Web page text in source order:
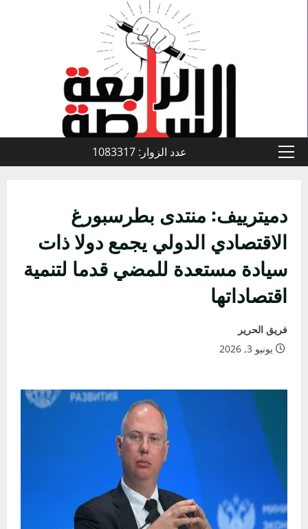
القائمة
عدد الزوار: 1083317
دميترييف: منتدى بطرسبورغ
الاقتصادي الدولي يجمع دولا ذات
سيادة مستعدة للمضي قدما لتنمية
اقتصاداتها
فريق الحرير
يونيو 3, 2026